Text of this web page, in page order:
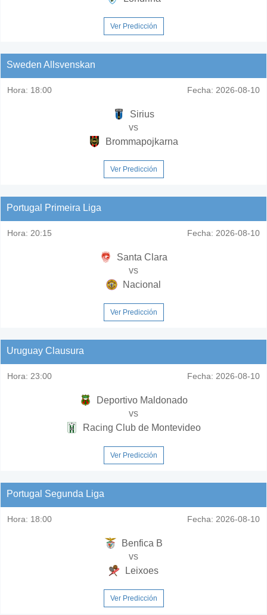
Ver Predicción
Sweden Allsvenskan
Hora: 18:00 Fecha: 2026-08-10
Sirius
vs
Brommapojkarna
Ver Predicción
Portugal Primeira Liga
Hora: 20:15 Fecha: 2026-08-10
Santa Clara
vs
Nacional
Ver Predicción
Uruguay Clausura
Hora: 23:00 Fecha: 2026-08-10
Deportivo Maldonado
vs
Racing Club de Montevideo
Ver Predicción
Portugal Segunda Liga
Hora: 18:00 Fecha: 2026-08-10
Benfica B
vs
Leixoes
Ver Predicción